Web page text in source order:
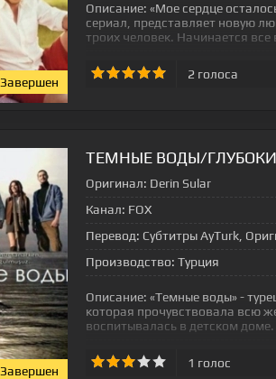
Завершен
Описание: «Мое сердце
сериал, представляет новую
троих человек. Начинается
2 голоса
Завершен
ТЕМНЫЕ ВОДЫ/
Оригинал: Derin Sular
Канал: FOX
Перевод: Субтитры AyTurk,
Производство: Турция
Описание: «Темные воды» -
которая прочувствовала всю
воспитывалась в детском
1 голос